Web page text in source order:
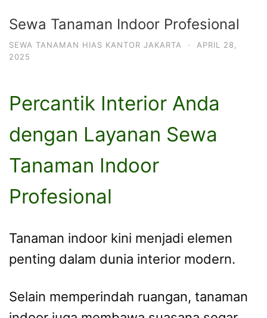
Sewa Tanaman Indoor Profesional
SEWA TANAMAN HIAS KANTOR JAKARTA ·
APRIL 28,
2025
Percantik Interior Anda
dengan Layanan Sewa
Tanaman Indoor
Profesional
Tanaman indoor kini menjadi elemen
penting dalam dunia interior modern.
Selain memperindah ruangan, tanaman